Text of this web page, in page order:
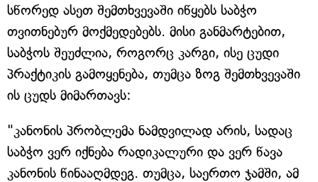
სწორედ ასეთ შემთხვევაში იწყებს საბჭო
თვითნებურ მოქმედებებს. მისი განმარტებით,
საბჭოს შეუძლია, როგორც კარგი, ისე ცუდი
პრაქტიკის გამოყენება, თუმცა ზოგ შემთხვევაში
ის ცუდს მიმართავს:
"კანონის პრობლემა ნამდვილად არის, სადაც
საბჭო ვერ იქნება რადიკალური და ვერ წავა
კანონის წინააღმდეგ. თუმცა, საერთო ჯამში, ამ